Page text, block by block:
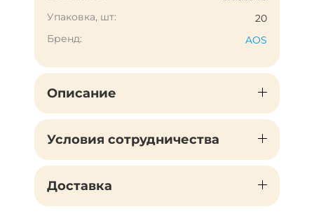
Упаковка, шт:
20
Бренд:
AOS
Описание
Условия сотрудничества
Доставка